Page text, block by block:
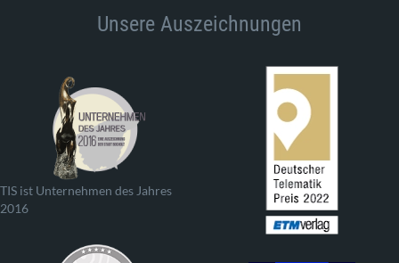
Unsere Auszeichnungen
TIS ist Unternehmen des Jahres
2016